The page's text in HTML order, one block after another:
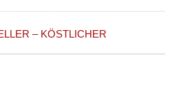
– KÖSTLICHER